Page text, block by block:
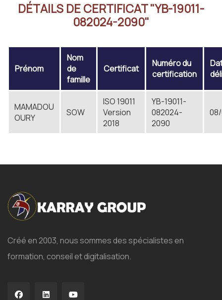
DÉTAILS DE CERTIFICAT "YB-19011-
082024-2090"
Prénom
Nom
de
famille
Certificat
Numéro du
certification
MAMADOU
OURY
SOW
ISO 19011
Version
2018
YB-19011-
082024-
2090
Créé en 2003, nous sommes des spécialistes en
formation, conseil et digitalisation.